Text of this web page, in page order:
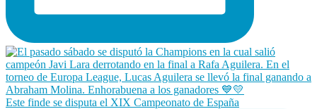
Este finde se disputa el XIX Campeonato de España